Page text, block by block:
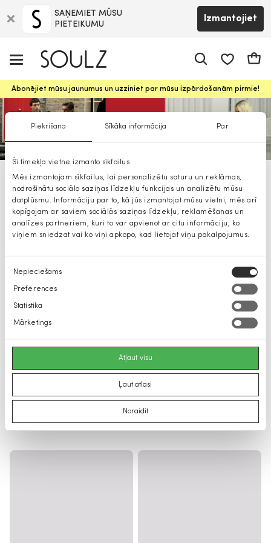
Piekrišana Sīkāka informācija Par
Šī tīmekļa vietne izmanto sīkfailus
Mēs izmantojam sīkfailus, lai personalizētu saturu un reklāmas,
nodrošinātu sociālo saziņas līdzekļu funkcijas un analizētu mūsu
datplūsmu. Informāciju par to, kā jūs izmantojat mūsu vietni, mēs arī
kopīgojam ar saviem sociālās saziņas līdzekļu, reklamēšanas un
analīzes partneriem, kuri to var apvienot ar citu informāciju, ko
viņiem sniedzat vai ko viņi apkopo, kad lietojat viņu pakalpojumus.
Piekrišanas
izvēle
Nepieciešams
Preferences
Statistika
Mārketings
Atļaut visu
Ļaut atlasi
Noraidīt
SAŅEMIET MŪSU
PIETEIKUMU
Izmantojiet
Abonējiet mūsu jaunumus un uzziniet par mūsu izpārdošanām pirmie!
HUGO vīriešu aksesuāri